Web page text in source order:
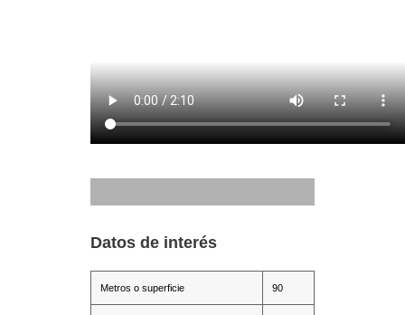
Datos de interés
Metros o superficie 90